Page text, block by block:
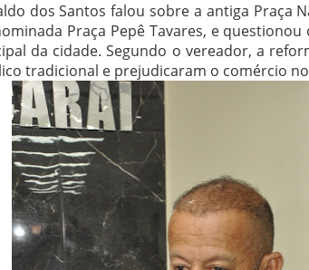
dos Santos falou sobre a antiga Praça
Praça Pepê Tavares, e
da cidade. Segundo o vereador, a
tradicional e prejudicaram o comércio